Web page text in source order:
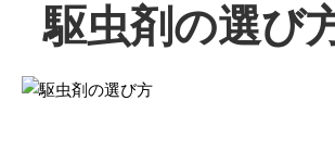
駆虫剤の選び